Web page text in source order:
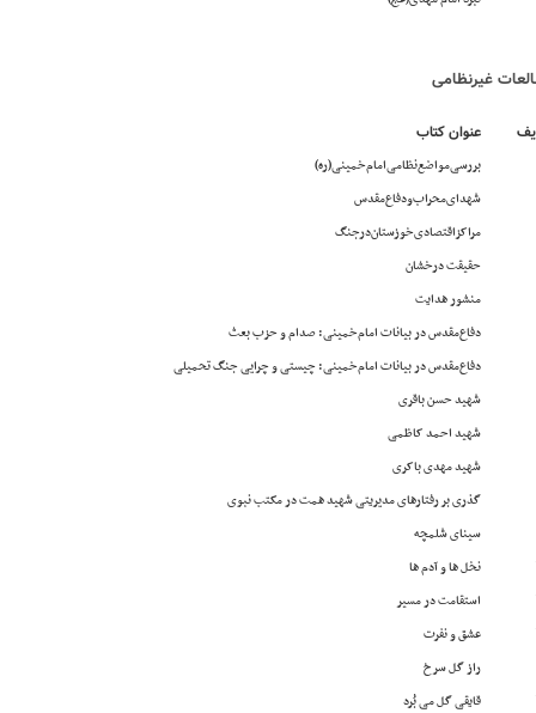
غیرنظامی
عنوان کتاب
بررسی‌مواضع‌نظامی‌امام‌خمینی(ره)
شهدای‌محراب‌و‌دفاع‌مقدس
مراکزاقتصادی‌خوزستان‌در‌جنگ
حقیقت درخشان
منشور هدایت
دفاع‌مقدس در بیانات امام‌خمینی: صدام و حزب بعث
دفاع‌مقدس در بیانات امام‌خمینی: چیستی و چرایی جنگ تحمیلی
شهید حسن باقری
شهید احمد کاظمی
شهید مهدی باکری
گذری بر رفتارهای مدیریتی شهید همت در مکتب نبوی
سینای شلمچه
نخل ها و آدم ها
استقامت در مسیر
عشق و نفرت
راز گل سرخ
قایقی گل می بُرد